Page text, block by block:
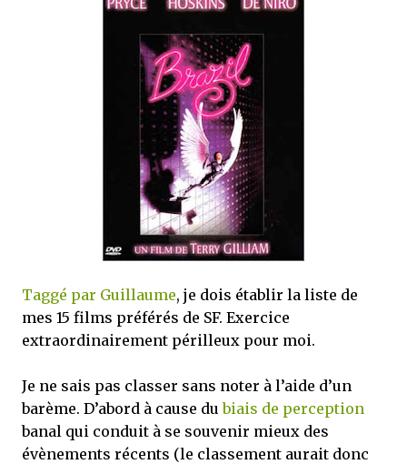
que Thomas connaissait et appréciait Olivier. Marlowe découvre une ville qu’il
une ville pleine de mystères et de vieilles rancœurs. La Dame d...
Taggé par Guillaume, je dois établir la liste de
mes 15 films préférés de SF. Exercice
extraordinairement périlleux pour moi.
Je ne sais pas classer sans noter à l’aide d’un
barème. D’abord à cause dubiais de perception
banal qui conduit à se souvenir mieux des
évènements récents (le classement aurait donc